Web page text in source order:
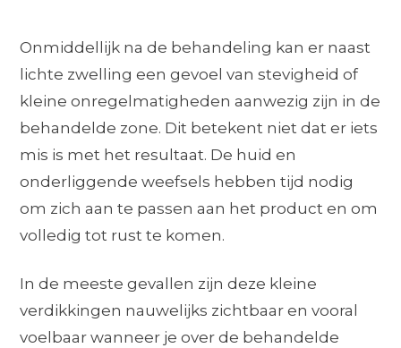
Onmiddellijk na de behandeling kan er naast
lichte zwelling een gevoel van stevigheid of
kleine onregelmatigheden aanwezig zijn in de
behandelde zone. Dit betekent niet dat er iets
mis is met het resultaat. De huid en
onderliggende weefsels hebben tijd nodig
om zich aan te passen aan het product en om
volledig tot rust te komen.
In de meeste gevallen zijn deze kleine
verdikkingen nauwelijks zichtbaar en vooral
voelbaar wanneer je over de behandelde